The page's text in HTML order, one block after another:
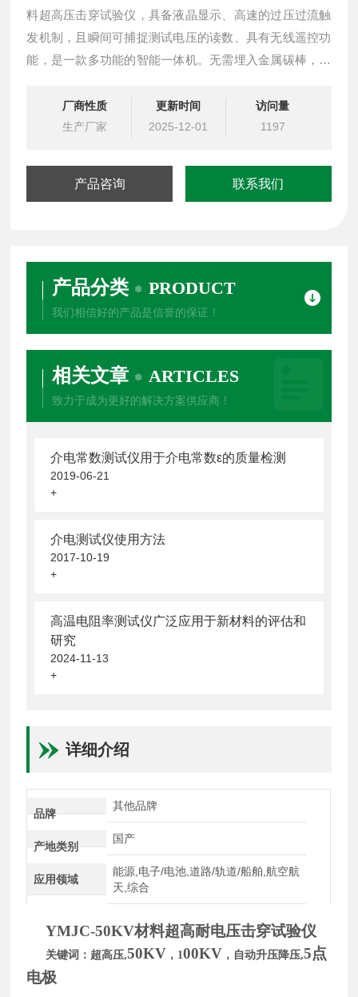
料超高压击穿试验仪，具备液晶显示、高速的过压过流触
发机制，且瞬间可捕捉测试电压的读数、具有无线遥控功
能，是一款多功能的智能一体机。无需埋入金属碳棒，设
柜、高压电机、光纤、变电站等绝缘击穿性能的重要检测
设备。
厂商性质
生产厂家
更新时间
2025-12-01
访问量
1197
产品咨询 联系我们
产品分类 PRODUCT
我们相信好的产品是信誉的保证！
相关文章 ARTICLES
致力于成为更好的解决方案供应商！
介电常数测试仪用于介电常数ε的质量检测
2019-06-21
+
介电测试仪使用方法
2017-10-19
+
高温电阻率测试仪广泛应用于新材料的评估和
研究
2024-11-13
+
详细介绍
品牌
其他品牌
产地类别
国产
应用领域
能源,电子/电池,道路/轨道/船舶,航空航
天,综合
YMJC-50KV材料超高耐电压击穿试验仪
关键词：超高压,50KV ， 100KV ，自动升压降压,5点
电极